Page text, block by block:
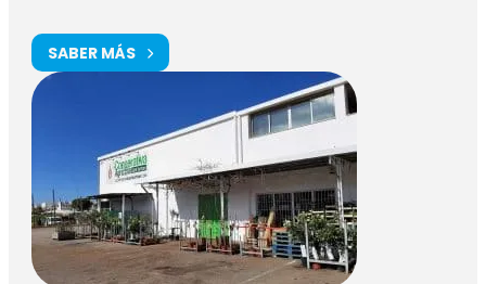
SABER MÁS